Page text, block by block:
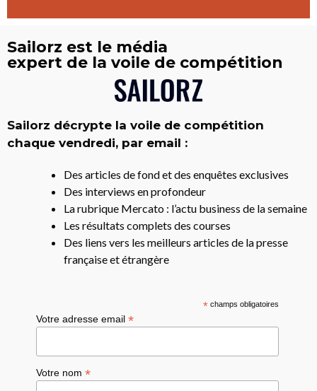
Sailorz est le média
expert de la voile de compétition
Sailorz décrypte la voile de compétition
chaque vendredi, par email :
Des articles de fond et des enquêtes exclusives
Des interviews en profondeur
La rubrique Mercato : l’actu business de la semaine
Les résultats complets des courses
Des liens vers les meilleurs articles de la presse
française et étrangère
*champs obligatoires
Votre adresse email*
Votre nom*